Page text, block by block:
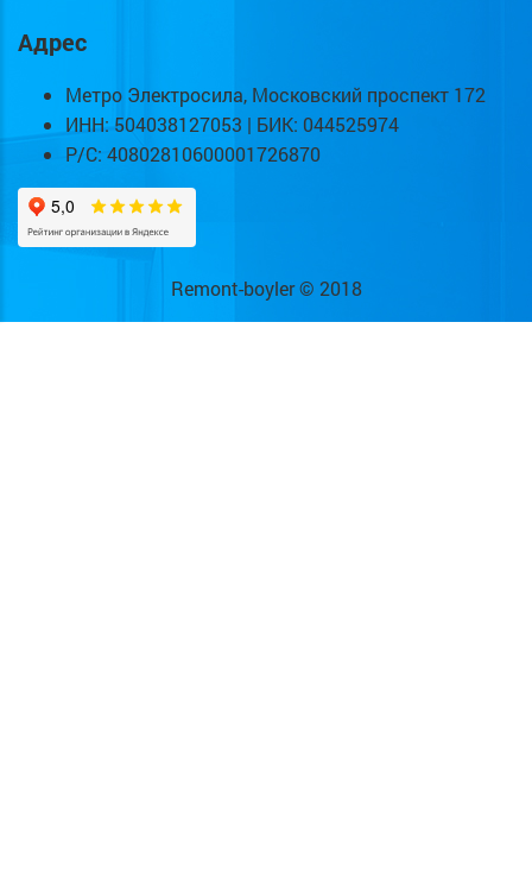
Адрес
Метро Электросила, Московский проспект 172
ИНН: 504038127053 | БИК: 044525974
Р/С: 40802810600001726870
Remont-boyler © 2018